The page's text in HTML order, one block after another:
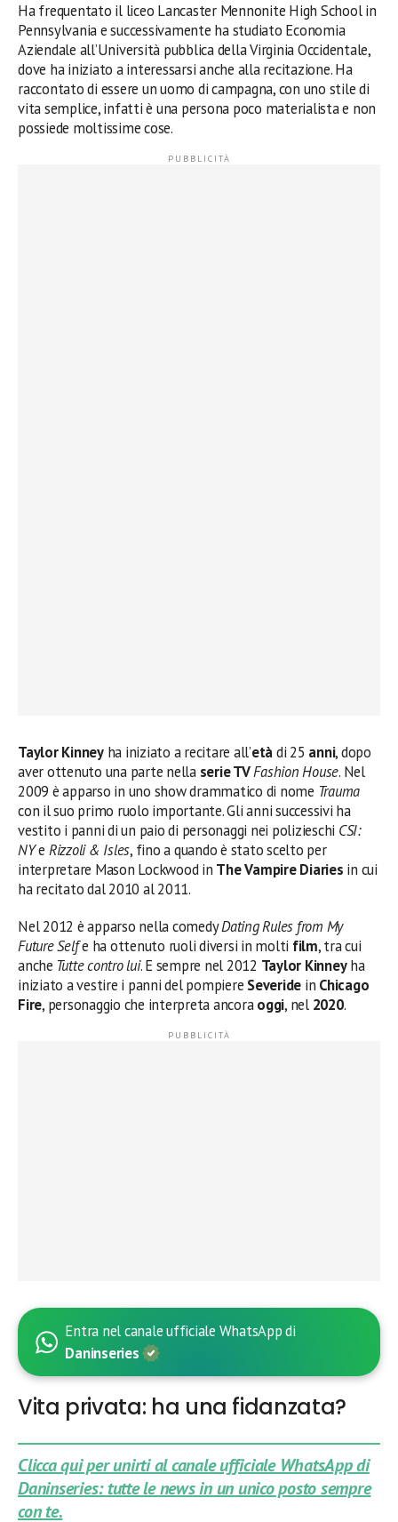
Ha frequentato il liceo Lancaster Mennonite High School in
Pennsylvania e successivamente ha studiato Economia
Aziendale all’Università pubblica della Virginia Occidentale,
dove ha iniziato a interessarsi anche alla recitazione. Ha
raccontato di essere un uomo di campagna, con uno stile di
vita semplice, infatti è una persona poco materialista e non
possiede moltissime cose.
Taylor Kinneyha iniziato a recitare all’etàdi 25 anni, dopo
aver ottenuto una parte nellaserie TVFashion House. Nel
2009 è apparso in uno show drammatico di nome Trauma
con il suo primo ruolo importante. Gli anni successivi ha
vestito i panni di un paio di personaggi nei polizieschi CSI:
NYe Rizzoli & Isles, fino a quando è stato scelto per
interpretare Mason Lockwood in The Vampire Diaries in cui
ha recitato dal 2010 al 2011.
Nel 2012 è apparso nella comedyDating Rules from My
Future Selfe ha ottenuto ruoli diversi in molti film, tra cui
anche Tutte contro lui. E sempre nel 2012 Taylor Kinneyha
iniziato a vestire i panni del pompiere Severide in Chicago
Fire, personaggio che interpreta ancoraoggi, nel 2020.
Entra nel canale ufficiale WhatsApp di
Daninseries
Vita privata: ha una fidanzata?
Clicca qui per unirti al canale ufficiale WhatsApp di
Daninseries: tutte le news in un unico posto sempre
con te.